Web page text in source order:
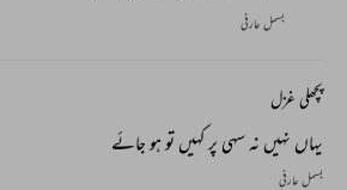
بسمل عارفی
پچھلی غزل
یہاں نہیں نہ سہی پر کہیں تو ہو جائے
بسمل عارفی